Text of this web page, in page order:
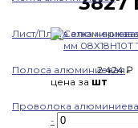
Лист/Плита
Полоса алюминиевая
Проволока
2 424 ₽
цена за шт
-